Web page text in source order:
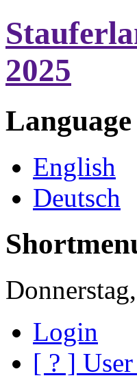
2025
Language
English
Deutsch
Login
[ ? ]